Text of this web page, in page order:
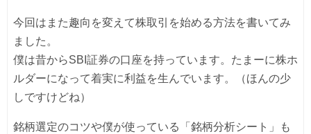
今回はまた趣向を変えて株取引を始める方法を書いてみ
ました。
僕は昔からSBI証券の口座を持っています。たまーに株ホ
ルダーになって着実に利益を生んでいます。（ほんの少
しですけどね）
銘柄選定のコツや僕が使っている「銘柄分析シート」も